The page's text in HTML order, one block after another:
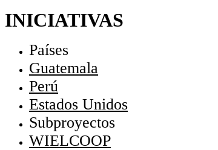
INICIATIVAS
Países
Guatemala
Perú
Estados Unidos
Subproyectos
WIELCOOP